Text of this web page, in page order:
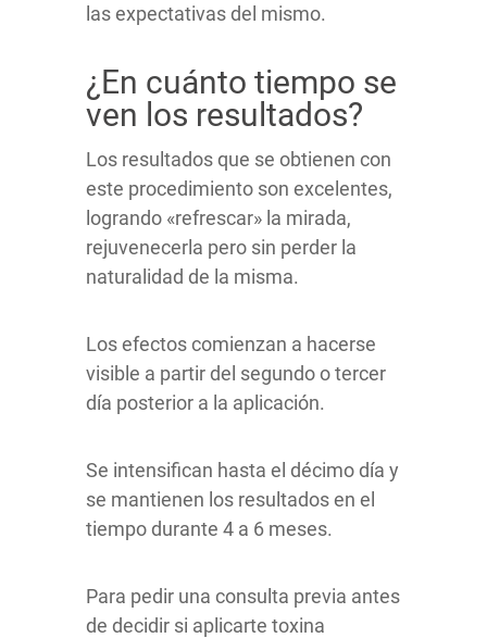
las expectativas del mismo.
¿En cuánto tiempo se
ven los resultados?
Los resultados que se obtienen con
este procedimiento son excelentes,
logrando «refrescar» la mirada,
rejuvenecerla pero sin perder la
naturalidad de la misma.
Los efectos comienzan a hacerse
visible a partir del segundo o tercer
día posterior a la aplicación.
Se intensifican hasta el décimo día y
se mantienen los resultados en el
tiempo durante 4 a 6 meses.
Para pedir una consulta previa antes
de decidir si aplicarte toxina